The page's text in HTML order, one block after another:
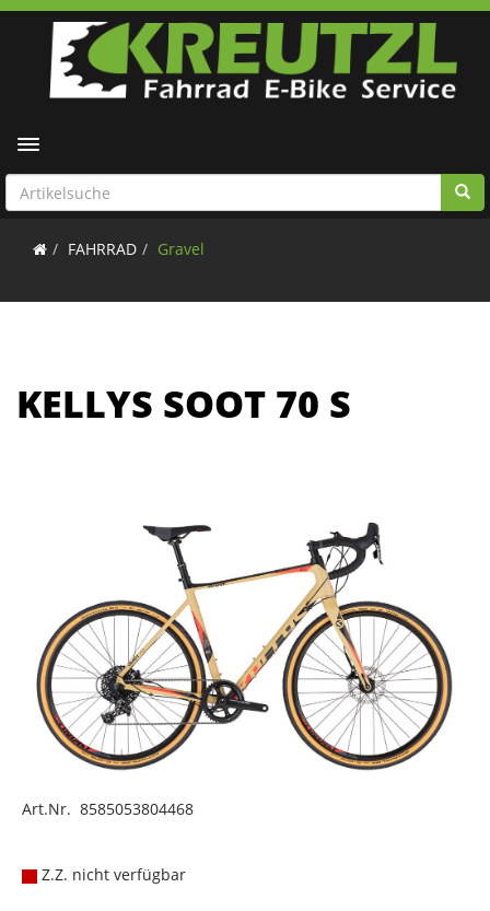
Toggle navigation
FAHRRAD Gravel
KELLYS SOOT 70 S
Art.Nr. 8585053804468
Z.Z. nicht verfügbar